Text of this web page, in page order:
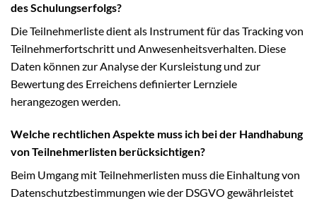
des Schulungserfolgs?
Die Teilnehmerliste dient als Instrument für das Tracking von
Teilnehmerfortschritt und Anwesenheitsverhalten. Diese
Daten können zur Analyse der Kursleistung und zur
Bewertung des Erreichens definierter Lernziele
herangezogen werden.
Welche rechtlichen Aspekte muss ich bei der Handhabung
von Teilnehmerlisten berücksichtigen?
Beim Umgang mit Teilnehmerlisten muss die Einhaltung von
Datenschutzbestimmungen wie der DSGVO gewährleistet